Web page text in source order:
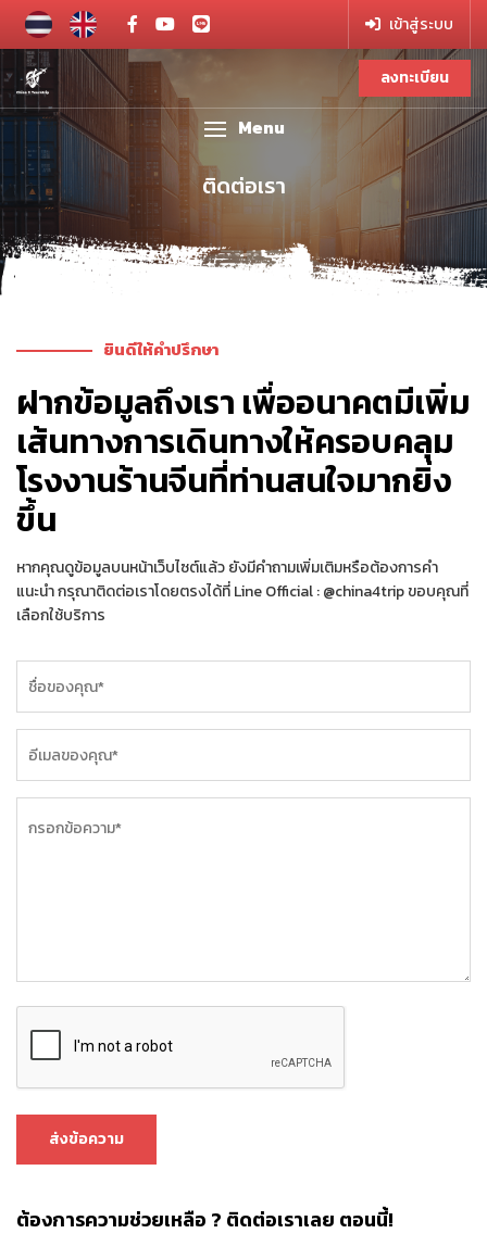
เข้าสู่ระบบ
ลงทะเบียน
Menu
ติดต่อเรา
ยินดีให้คำปรึกษา
ฝากข้อมูลถึงเรา เพื่ออนาคตมีเพิ่ม
เส้นทางการเดินทางให้ครอบคลุม
โรงงานร้านจีนที่ท่านสนใจมากยิ่ง
ขึ้น
หากคุณดูข้อมูลบนหน้าเว็บไซต์แล้ว ยังมีคำถามเพิ่มเติมหรือต้องการคำ
แนะนำ กรุณาติดต่อเราโดยตรงได้ที่ Line Official : @china4trip ขอบคุณที่
เลือกใช้บริการ
ต้องการความช่วยเหลือ ? ติดต่อเราเลย ตอนนี้!